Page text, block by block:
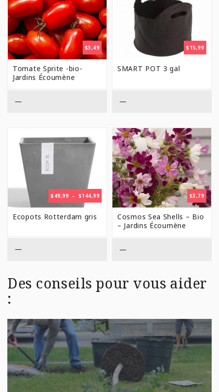
$3,49
Tomate Sprite -bio-
Jardins Écoumène
—
$ 15,99
SMART POT 3 gal
—
$ 49,99 – $144,99PLAGE
DE
Ecopots Rotterdam gris
—
$3,79
Cosmos Sea Shells – Bio
– Jardins Écoumène
—
Des conseils pour vous aider
: